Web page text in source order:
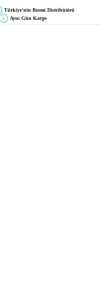
Türkiye'nin Resmi Distribütörü
✓ Aynı Gün Kargo